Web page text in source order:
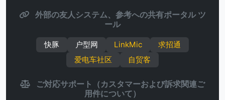
外部の友人システム、参考への共有ポータル ツ
ール
快豚 户型网 LinkMic
求招通
爱电车社区
自贸客
ご対応サポート（カスタマーおよび訴求関連ご
用件について）